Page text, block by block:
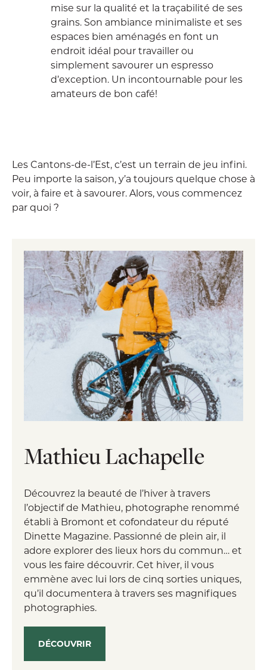
mise sur la qualité et la traçabilité de ses
grains. Son ambiance minimaliste et ses
espaces bien aménagés en font un
endroit idéal pour travailler ou
simplement savourer un espresso
d’exception. Un incontournable pour les
amateurs de bon café!
Les Cantons-de-l’Est, c’est un terrain de jeu infini.
Peu importe la saison, y’a toujours quelque chose à
voir, à faire et à savourer. Alors, vous commencez
par quoi ?
Mathieu Lachapelle
Découvrez la beauté de l’hiver à travers
l’objectif de Mathieu, photographe renommé
établi à Bromont et cofondateur du réputé
Dinette Magazine. Passionné de plein air, il
adore explorer des lieux hors du commun… et
vous les faire découvrir. Cet hiver, il vous
emmène avec lui lors de cinq sorties uniques,
qu’il documentera à travers ses magnifiques
photographies.
DÉCOUVRIR